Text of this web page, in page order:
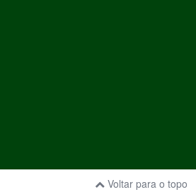
Voltar para o topo